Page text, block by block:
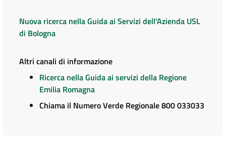
Nuova ricerca nella Guida ai Servizi dell'Azienda USL
di Bologna
Altri canali di informazione
Ricerca nella Guida ai servizi della Regione
Emilia Romagna
Chiama il Numero Verde Regionale 800 033033